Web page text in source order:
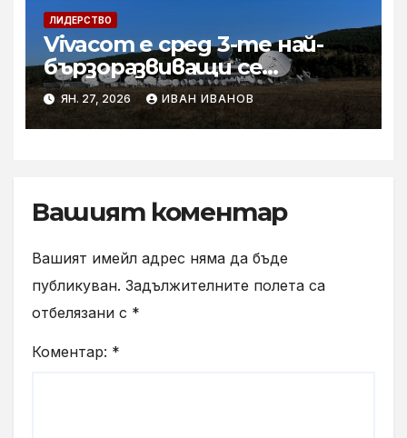
ЛИДЕРСТВО
Vivacom е сред 3-те най-
бързоразвиващи се
оператори в света за
сателитни услуги за
бизнеса
ЯН. 27, 2026 ИВАН ИВАНОВ
Вашият коментар
Вашият имейл адрес няма да бъде
публикуван. Задължителните полета са
отбелязани с *
Коментар: *